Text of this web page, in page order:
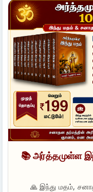
📚 அர்த்தமுள்ள
🙏 இந்து மதம்,